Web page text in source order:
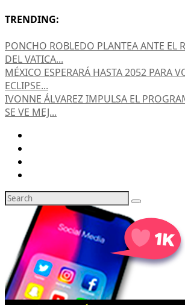
TRENDING:
PONCHO ROBLEDO PLANTEA ANTE EL
DEL VATICA...
MÉXICO ESPERARÁ HASTA 2052 PARA
ECLIPSE...
IVONNE ÁLVAREZ IMPULSA EL
SE VE MEJ...